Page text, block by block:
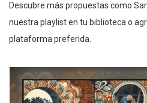
Descubre más propuestas como
nuestra playlist en tu biblioteca o
plataforma preferida.